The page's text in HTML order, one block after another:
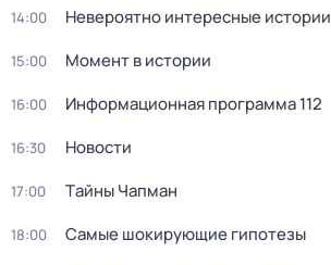
14:00 Невероятно интересные истории
15:00 Момент в истории
16:00 Информационная программа 112
16:30 Новости
17:00 Тaйны Чапман
18:00 Самые шoкиpующие гипотезы